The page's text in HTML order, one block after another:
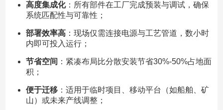
高度集成化：所有部件在工厂完成预装与调试，确保
系统匹配性与可靠性；
部署效率高：现场仅需连接电源与工艺管道，数小时
内即可投入运行；
节省空间 ：紧凑布局比分散安装节省30%-50%占地面
积；
便于迁移：适用于临时项目、移动平台（如船舶、矿
山）或未来产线调整；